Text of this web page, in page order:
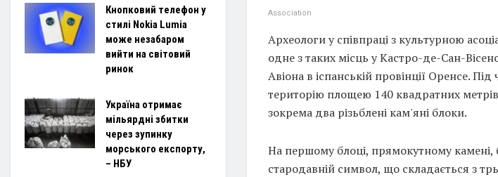
Association
Археологи у співпраці з культурною
одне з таких місць у Кастро-де-Сан-
Авіона в іспанській провінції Оренсе.
територію площею 140 квадратних
зокрема два різьблені кам'яні блоки.
На першому блоці, прямокутному камені,
стародавній символ, що складається з
Кнопковий телефон у
стилі Nokia Lumia
може незабаром
вийти на світовий
ринок
Україна отримає
мільярдні збитки
через зупинку
морського експорту,
– НБУ